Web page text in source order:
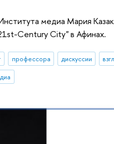
медиа Мария
Century City" в Афинах.
профессора дискуссии